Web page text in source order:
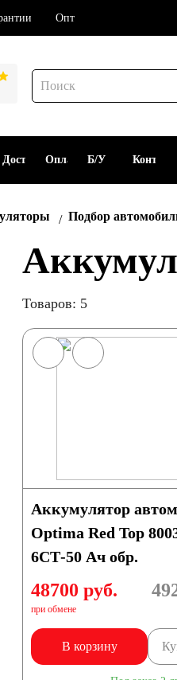
Опт
ДоставкаОплата Б/У
АКБ
Контакты
Подбор
Товаров: 5
Аккумулятор
Optima Red Top
6СТ-50 Ач обр.
48700 руб.
при обмене
В корзину